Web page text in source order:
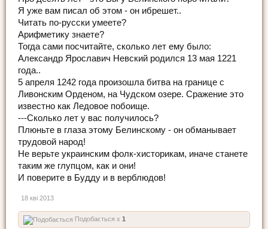
Я уже вам писал об этом - он ибрешет..
Читать по-русски умеете?
Арифметику знаете?
Тогда сами посчитайте, сколько лет ему было:
Александр Ярославич Невский родился 13 мая 1221
года..
5 апреля 1242 года произошла битва на границе с
Ливонским Орденом, на Чудском озере. Сражение это
известно как Ледовое побоище.
---Сколько лет у вас получилось?
Плюньте в глаза этому Белинскому - он обманывает
трудовой народ!
Не верьте украинским фолк-хисторикам, иначе станете
таким же глупцом, как и они!
И поверите в Будду и в верблюдов!
18 кві 2013
Подобається x 1